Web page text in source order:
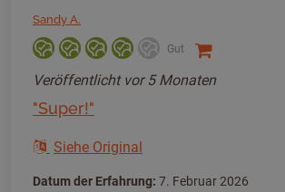
Sandy A.
Gut
Veröffentlicht vor 5 Monaten
"Super!"
Siehe Original
Datum der Erfahrung: 7. Februar 2026